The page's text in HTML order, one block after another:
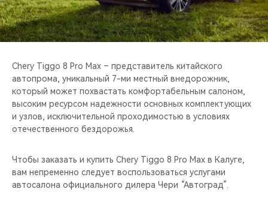
CHERY И СПОРТ
НАШИ МЕРОПРИЯТИЯ
ВИДЕООБЗОРЫ
CHERY ДЛЯ ДЕТЕЙ
Chery Tiggo 8 Pro Max – представитель китайского
автопрома, уникальный 7-ми местный внедорожник,
который может похвастать комфортабельным салоном,
высоким ресурсом надежности основных комплектующих
и узлов, исключительной проходимостью в условиях
отечественного бездорожья.
Чтобы заказать и купить Chery Tiggo 8 Pro Max в Калуге,
вам непременно следует воспользоваться услугами
автосалона официального дилера Чери “Автоград”.